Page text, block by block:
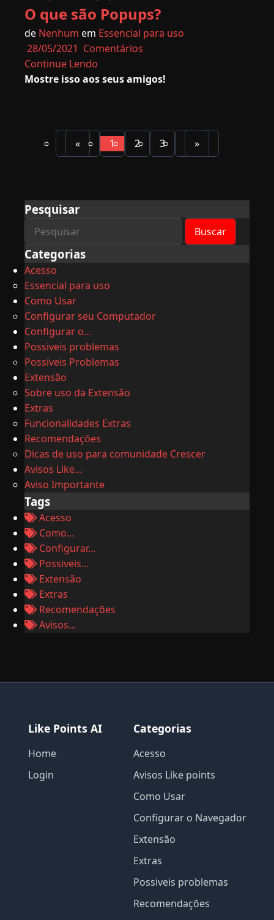
O que são Popups?
de Nenhum em Essencial para uso
28/05/2021 Comentários
Continue Lendo
Mostre isso aos seus amigos!
« 1 (atual)
2 3 »
Pesquisar
Categorias
Acesso
Essencial para uso
Como Usar
Configurar seu Computador
Configurar o...
Possiveis problemas
Possíveis Problemas
Extensão
Sobre uso da Extensão
Extras
Funcionalidades Extras
Recomendações
Dicas de uso para comunidade Crescer
Avisos Like...
Aviso Importante
Tags
Acesso
Como...
Configurar...
Possiveis...
Extensão
Extras
Recomendações
Avisos...
Like Points AI
Home
Login
Categorias
Acesso
Avisos Like points
Como Usar
Configurar o Navegador
Extensão
Extras
Possiveis problemas
Recomendações